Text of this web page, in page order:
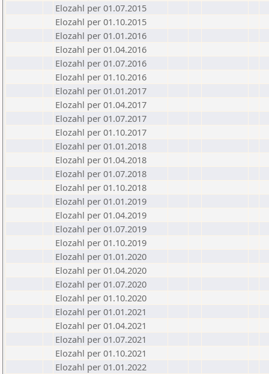
Elozahl per 01.07.2015
Elozahl per 01.10.2015
Elozahl per 01.01.2016
Elozahl per 01.04.2016
Elozahl per 01.07.2016
Elozahl per 01.10.2016
Elozahl per 01.01.2017
Elozahl per 01.04.2017
Elozahl per 01.07.2017
Elozahl per 01.10.2017
Elozahl per 01.01.2018
Elozahl per 01.04.2018
Elozahl per 01.07.2018
Elozahl per 01.10.2018
Elozahl per 01.01.2019
Elozahl per 01.04.2019
Elozahl per 01.07.2019
Elozahl per 01.10.2019
Elozahl per 01.01.2020
Elozahl per 01.04.2020
Elozahl per 01.07.2020
Elozahl per 01.10.2020
Elozahl per 01.01.2021
Elozahl per 01.04.2021
Elozahl per 01.07.2021
Elozahl per 01.10.2021
Elozahl per 01.01.2022